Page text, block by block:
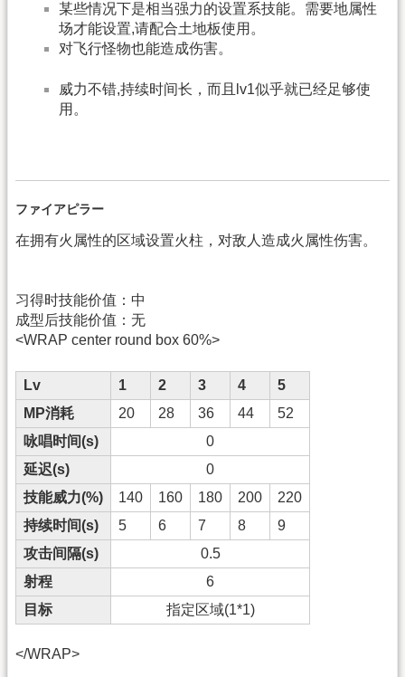
某些情况下是相当强力的设置系技能。需要地属性
场才能设置,请配合土地板使用。
对飞行怪物也能造成伤害。
威力不错,持续时间长，而且lv1似乎就已经足够使
用。
ファイアピラー
在拥有火属性的区域设置火柱，对敌人造成火属性伤害。
习得时技能价值：中
成型后技能价值：无
<WRAP center round box 60%>
Lv 1 2 3 4
5
MP消耗
20 28 36 44
52
咏唱时间(s)
0
延迟(s)
0
技能威力(%)
140 160 180 200
220
持续时间(s)
5 6 7 8
9
攻击间隔(s)
0.5
射程
6
目标
指定区域(1*1)
</WRAP>